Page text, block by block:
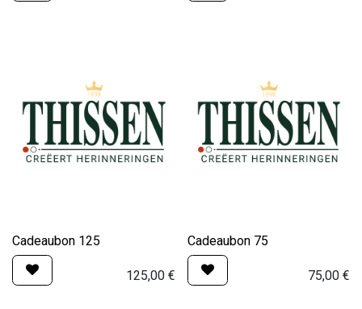
Cadeaubon 125
125,00€
Cadeaubon 75
75,00 €